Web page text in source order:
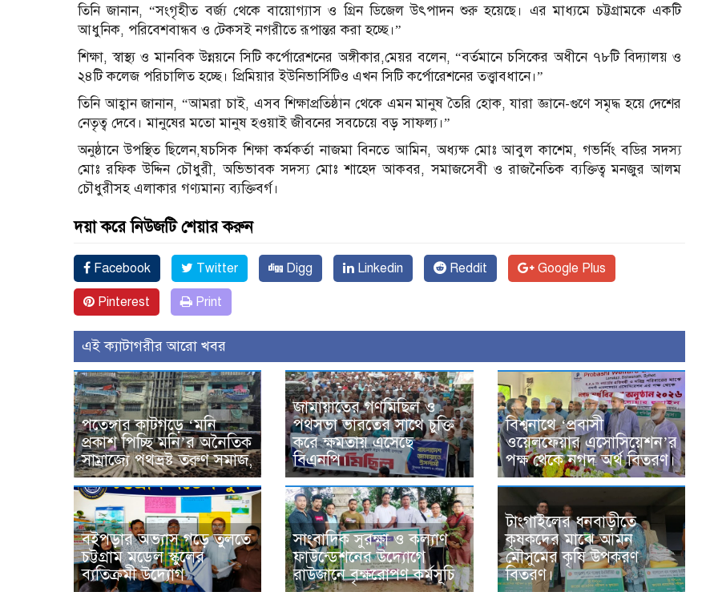
তিনি জানান, “সংগৃহীত বর্জ্য থেকে বায়োগ্যাস ও গ্রিন ডিজেল উৎপাদন শুরু হয়েছে। এর মাধ্যমে চট্টগ্রামকে একটি
আধুনিক, পরিবেশবান্ধব ও টেকসই নগরীতে রূপান্তর করা হচ্ছে।”
শিক্ষা, স্বাস্থ্য ও মানবিক উন্নয়নে সিটি কর্পোরেশনের অঙ্গীকার,মেয়র বলেন, “বর্তমানে চসিকের অধীনে ৭৮টি বিদ্যালয় ও
২৪টি কলেজ পরিচালিত হচ্ছে। প্রিমিয়ার ইউনিভার্সিটিও এখন সিটি কর্পোরেশনের তত্ত্বাবধানে।”
তিনি আহ্বান জানান, “আমরা চাই, এসব শিক্ষাপ্রতিষ্ঠান থেকে এমন মানুষ তৈরি হোক, যারা জ্ঞানে-গুণে সমৃদ্ধ হয়ে দেশের
নেতৃত্ব দেবে। মানুষের মতো মানুষ হওয়াই জীবনের সবচেয়ে বড় সাফল্য।”
অনুষ্ঠানে উপস্থিত ছিলেন,ষচসিক শিক্ষা কর্মকর্তা নাজমা বিনতে আমিন, অধ্যক্ষ মোঃ আবুল কাশেম, গভর্নিং বডির সদস্য
মোঃ রফিক উদ্দিন চৌধুরী, অভিভাবক সদস্য মোঃ শাহেদ আকবর, সমাজসেবী ও রাজনৈতিক ব্যক্তিত্ব মনজুর আলম
চৌধুরীসহ এলাকার গণ্যমান্য ব্যক্তিবর্গ।
দয়া করে নিউজটি শেয়ার করুন
Facebook Twitter Digg Linkedin Reddit Google Plus
Pinterest Print
এই ক্যাটাগরীর আরো খবর
পতেঙ্গার কাটগড়ে ‘মনি
প্রকাশ পিচ্ছি মনি’র অনৈতিক
সাম্রাজ্যে পথভ্রষ্ট তরুণ সমাজ,
জামায়াতের গণমিছিল ও
পথসভা ভারতের সাথে চুক্তি
করে ক্ষমতায় এসেছে
বিএনপি।
বিশ্বনাথে ‘প্রবাসী
ওয়েলফেয়ার এসোসিয়েশন’র
পক্ষ থেকে নগদ অর্থ বিতরণ।
বইপড়ার অভ্যাস গড়ে তুলতে
চট্টগ্রাম মডেল স্কুলের
ব্যতিক্রমী উদ্যোগ
সাংবাদিক সুরক্ষা ও কল্যাণ
ফাউন্ডেশনের উদ্যোগে
রাউজানে বৃক্ষরোপণ কর্মসূচি
টাংগাইলের ধনবাড়ীতে
কৃষকদের মাঝে আমন
মৌসুমের কৃষি উপকরণ
বিতরণ।